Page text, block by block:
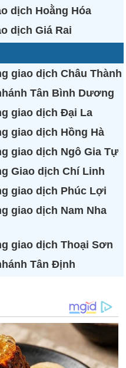
dịch Hoằng Hóa
dịch Giá Rai
giao dịch Châu Thành
Tân Bình Dương
giao dịch Đại La
giao dịch Hồng Hà
giao dịch Ngô Gia Tự
Giao dịch Chí Linh
giao dịch Phúc Lợi
giao dịch Nam Nha
giao dịch Thoại Sơn
Tân Định